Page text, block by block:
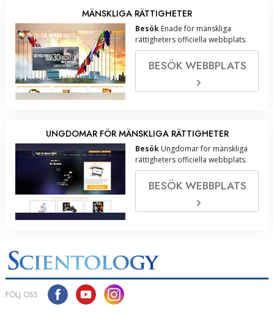
MÄNSKLIGA RÄTTIGHETER
Besök Enade för mänskliga
rättigheters officiella webbplats.
BESÖK WEBBPLATS
UNGDOMAR FÖR MÄNSKLIGA RÄTTIGHETER
Besök Ungdomar för mänskliga
rättigheters officiella webbplats.
BESÖK WEBBPLATS
FÖLJ OSS